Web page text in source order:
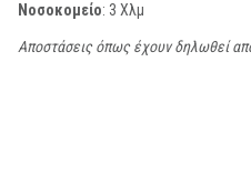
Νοσοκομείο: 3 Χλμ
Αποστάσεις όπως έχουν δηλωθεί